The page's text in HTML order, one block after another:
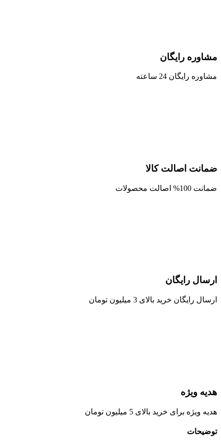
مشاوره رایگان
مشاوره رایگان 24 ساعته
ضمانت اصالت کالا
ضمانت 100% اصالت محصولات
ارسال رایگان
ارسال رایگان خرید بالای 3 میلیون تومان
هدیه ویژه
هدیه ویژه برای خرید بالای 5 میلیون تومان
توضیحات